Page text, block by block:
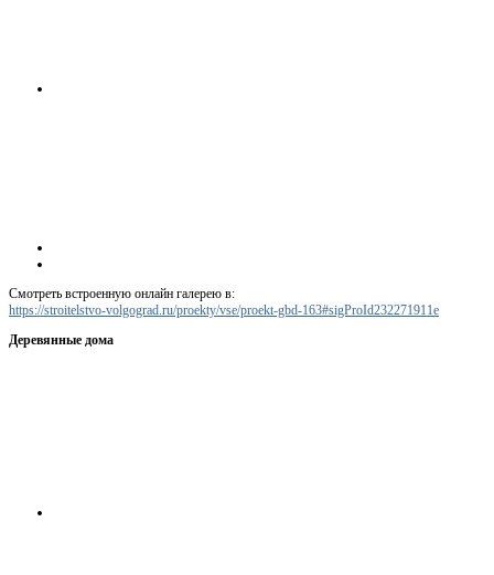
Смотреть встроенную онлайн галерею в:
https://stroitelstvo-volgograd.ru/proekty/vse/proekt-gbd-163#sigProId232271911e
Деревянные дома